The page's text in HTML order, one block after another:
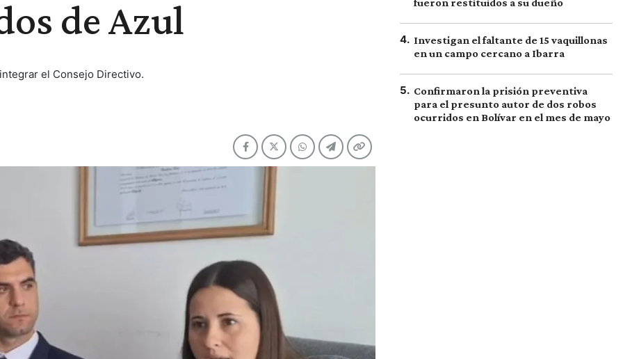
de Azul
el Consejo Directivo.
fueron restituidos a su dueño
4. Investigan el faltante de 15 vaquillonas
en un campo cercano a Ibarra
5. Confirmaron la prisión preventiva
para el presunto autor de dos robos
ocurridos en Bolívar en el mes de mayo